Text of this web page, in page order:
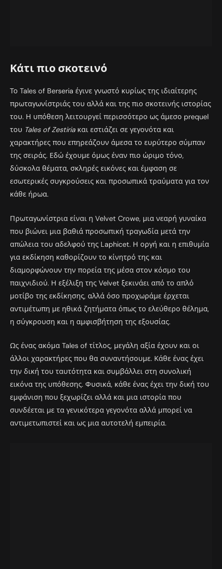
Κάτι πιο σκοτεινό
Το Tales of Berseria έγινε γνωστό κυρίως της ιδιαίτερης
πρωταγωνίστριάς του αλλά και της πιο σκοτεινής ιστορίας
του. Η υπόθεση λειτουργεί περισσότερο ως άμεσο prequel
του Tales of Zestiriaκαι εστιάζει σε γεγονότα και
χαρακτήρες που επηρεάζουν άμεσα το ευρύτερο σύμπαν
της σειράς. Εδώ έχουμε όμως έναν πιο ώριμο τόνο,
δύσκολα θέματα, σκληρές εικόνες και έμφαση σε
εσωτερικές συγκρούσεις και προσωπικά τραύματα για τον
κάθε ήρωα.
Πρωταγωνίστρια είναι η Velvet Crowe, μια νεαρή γυναίκα
που βιώνει μια βαθιά προσωπική τραγωδία μετά την
απώλεια του αδελφού της Laphicet. Η οργή και η επιθυμία
για εκδίκηση καθορίζουν το κίνητρό της και
διαμορφώνουν την πορεία της μέσα στον κόσμο του
παιχνιδιού. Η εξέλιξη της Velvet ξεκινάει από το απλό
μοτίβο της εκδίκησης, αλλά όσο προχωράμε έρχεται
αντιμέτωπη με ηθικά ζητήματα όπως το ελεύθερο θέλημα,
η σύγκρουση και η αμφισβήτηση της εξουσίας.
Ως ένας ακόμα Tales of τίτλος, μεγάλη αξία έχουν και οι
άλλοι χαρακτήρες που θα συναντήσουμε. Κάθε ένας έχει
την δική του ταυτότητα και συμβάλλει στη συνολική
εικόνα της υπόθεσης. Φυσικά, κάθε ένας έχει την δική του
εμφάνιση που ξεχωρίζει αλλά και μια ιστορία που
συνδέεται με τα γενικότερα γεγονότα αλλά μπορεί να
αντιμετωπιστεί και ως μια αυτοτελή εμπειρία.